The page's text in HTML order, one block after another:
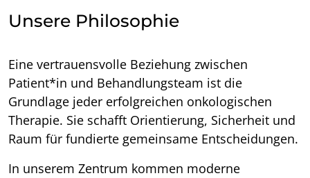
Unsere Philosophie
Eine vertrauensvolle Beziehung zwischen
Patient*in und Behandlungsteam ist die
Grundlage jeder erfolgreichen onkologischen
Therapie. Sie schafft Orientierung, Sicherheit und
Raum für fundierte gemeinsame Entscheidungen.
In unserem Zentrum kommen moderne